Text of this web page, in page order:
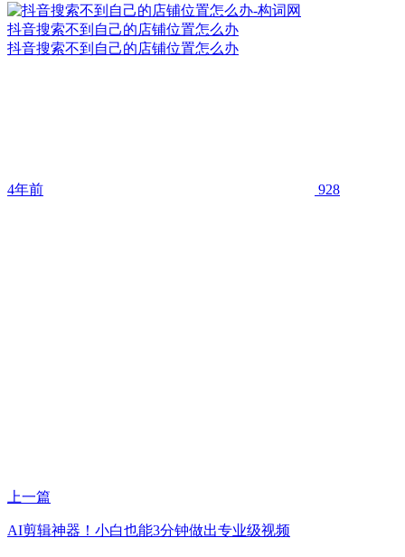
抖音搜索不到自己的店铺位置怎么办
抖音搜索不到自己的店铺位置怎么办
4年前 928
上一篇
AI剪辑神器！小白也能3分钟做出专业级视频